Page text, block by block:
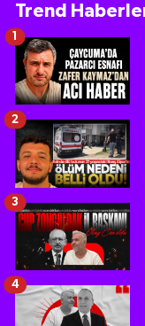
Trend
1
2
3
4